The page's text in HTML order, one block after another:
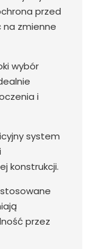
przed
zmienne
wybór
i
system
konstrukcji.
przez